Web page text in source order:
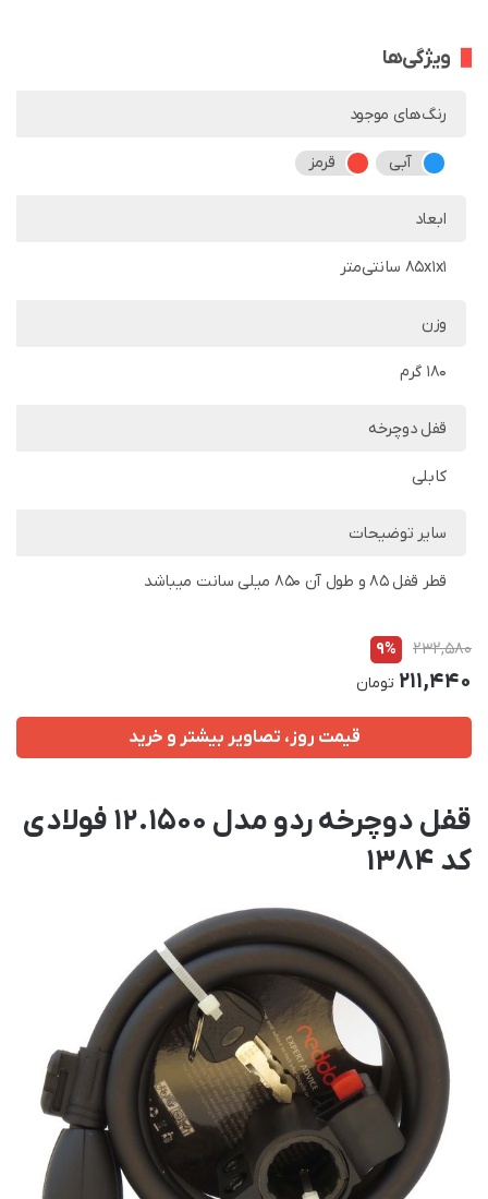
ویژگی‌ها
رنگ‌های موجود
آبی قرمز
ابعاد
85x1x1 سانتی‌متر
وزن
180 گرم
قفل دوچرخه
کابلی
سایر توضیحات
قطر قفل 85 و طول آن 850 میلی سانت میباشد
232,580
9%
211,440 تومان
قیمت روز، تصاویر بیشتر و خرید
قفل دوچرخه ردو مدل 12.1500 فولادی
کد 1384